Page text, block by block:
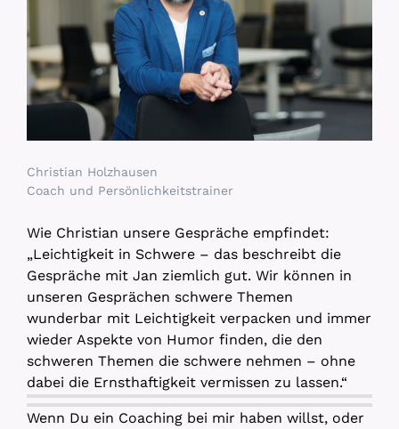
Christian Holzhausen
Coach und Persönlichkeitstrainer
Wie Christian unsere Gespräche empfindet:
„Leichtigkeit in Schwere – das beschreibt die
Gespräche mit Jan ziemlich gut. Wir können in
unseren Gesprächen schwere Themen
wunderbar mit Leichtigkeit verpacken und immer
wieder Aspekte von Humor finden, die den
schweren Themen die schwere nehmen – ohne
dabei die Ernsthaftigkeit vermissen zu lassen.“
Wenn Du ein Coaching bei mir haben willst, oder